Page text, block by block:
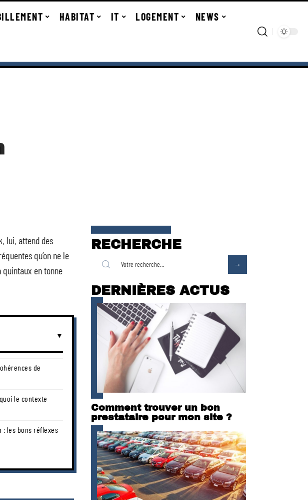
HABITAT IT LOGEMENT NEWS
lui, attend des
qu’on ne le
en tonne
de
le contexte
: les bons réflexes
RECHERCHE
DERNIÈRES ACTUS
Comment trouver un bon
prestataire pour mon site ?